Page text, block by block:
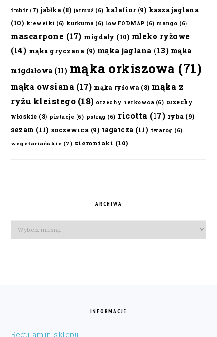
imbir (7) jabłka (8) jarmuż (6) kalafior(9) kasza jaglana
(10) krewetki (6) kurkuma (6) lowFODMAP (6) mango (6)
mascarpone (17) migdały (10) mleko ryżowe
(14) mąka gryczana (9) mąka jaglana (13) mąka
migdałowa (11) mąka orkiszowa (71)
mąka owsiana (17) mąka ryżowa (8) mąka z
ryżu kleistego (18) orzechy nerkowca (6) orzechy
włoskie (8) pistacje (6) pstrąg (6) ricotta (17) ryba (9)
sezam (11) soczewica (9) tagatoza (11) twaróg (6)
wegetariańskie (7) ziemniaki (10)
ARCHIWA
Archiwa
INFORMACJE
Regulamin sklepu